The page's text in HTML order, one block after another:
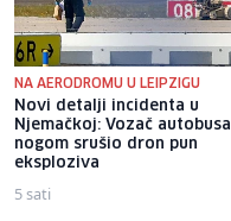
NA AERODROMU U LEIPZIGU
Novi detalji incidenta u
Njemačkoj: Vozač autobusa
nogom srušio dron pun
eksploziva
5 sati